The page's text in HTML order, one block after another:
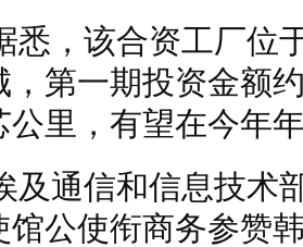
悉，该合资工厂位
，第一期投资金额
公里，有望在今年
及通信和信息技术
馆公使衔商务参赞